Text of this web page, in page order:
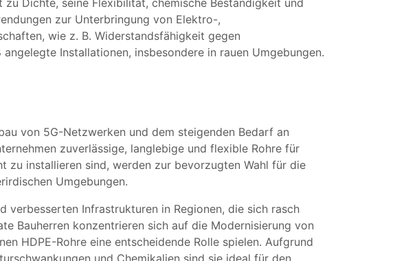
Dichte, seine Flexibilität, chemische Beständigkeit und
zur Unterbringung von Elektro-,
wie z. B. Widerstandsfähigkeit gegen
Installationen, insbesondere in rauen Umgebungen.
von 5G-Netzwerken und dem steigenden Bedarf an
zuverlässige, langlebige und flexible Rohre für
zu installieren sind, werden zur bevorzugten Wahl für die
Umgebungen.
verbesserten Infrastrukturen in Regionen, die sich rasch
Bauherren konzentrieren sich auf die Modernisierung von
HDPE-Rohre eine entscheidende Rolle spielen. Aufgrund
und Chemikalien sind sie ideal für den